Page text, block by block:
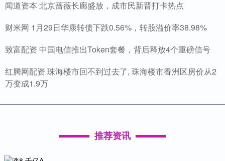
闻道资本 北京蔷薇长廊盛放，成市民新晋打卡热点
财米网 1月29日华康转债下跌0.56%，转股溢价率38.98%
致富配资 中国电信推出Token套餐，背后释放4个重磅信号
红腾网配资 珠海楼市回不到过去了, 珠海楼市香洲区房价从2
万变成1.9万
推荐资讯